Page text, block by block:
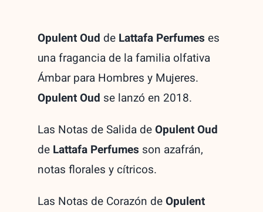
Opulent Oud de Lattafa Perfumes es
una fragancia de la familia olfativa
Ámbar para Hombres y Mujeres.
Opulent Oud se lanzó en 2018.
Las Notas de Salida deOpulent Oud
de Lattafa Perfumes son azafrán,
notas florales y cítricos.
Las Notas de Corazón deOpulent